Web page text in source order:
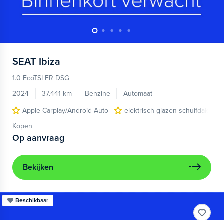
SEAT Ibiza
1.0 EcoTSI FR DSG
2024
37.441 km Benzine
Automaat
Apple Carplay/Android Auto
elektrisch glazen schuifdak
Kopen
Op aanvraag
Bekijken
Beschikbaar